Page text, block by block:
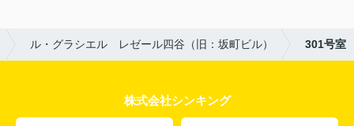
ル・グラシエル レゼール四谷（旧：坂町ビル） 301号室
株式会社シンキング